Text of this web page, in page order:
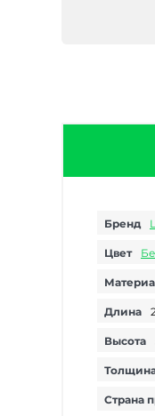
Бренд
Цвет
Длина
Высота
Страна